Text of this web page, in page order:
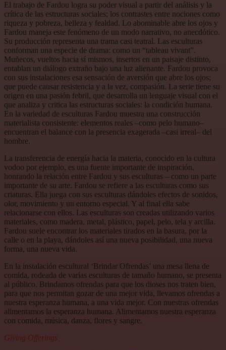
El trabajo de Fardou logra su poder visual a partir del análisis y la
crítica de las estructuras sociales; los contrastes entre nociones como
riqueza y pobreza, belleza y fealdad. Lo abominable abre los ojos y
Fardou maneja este fenómeno de un modo narrativo, no anecdótico.
Su producción representa una trama casi teatral. Las esculturas
conforman una especie de drama: como un “tableau vivant”.
Muñecos, vueltos hacia sí mismos, insertos en un paisaje distinto,
entablan un diálogo extraño bajo una luz alienante. Fardou provoca
con sus instalaciones esa sensación de aversión que abre los ojos;
que puede causar resistencia y a la vez, compasión. La serie tiene su
origen en una pasión febril, que desarrolla un lenguaje visual con el
que analiza y critica las estructuras sociales: la condición humana.
En la variedad de esculturas Fardou muestra una construcción
materialista consistente: elementos reales –como pelo humano–
encuentran el balance con la presencia exagerada –casi irreal– del
hombre.
La transferencia de energía hacia la materia, conocido en la cultura
vodoo por ejemplo, es una fuente importante de inspiración,
honrando la relación entre Fardou y sus esculturas – como un parte
importante de su arte. Fardou se refiere a las esculturas como sus
criaturas. Ella juega con sus esculturas dándoles efectos de sonidos,
olor, movimiento y un entorno especial. Y al final ella sabe
relacionarse con ellos. Las esculturas son creadas utilizando varios
materiales, como madera, metal, plástico, papel, pelo, tela y arcilla.
Fardou suele encontrar los materiales tirados en la basura, por la
calle o en la playa, dándoles así una nueva posibilidad, una nueva
forma, una nueva vida.
En la instalación escultural ‘Brindar Ofrendas’ una mesa llena de
comida, rodeada de varias esculturas de tamaño humano, se presenta
al público. Brindamos ofrendas para que los dioses nos traten bien,
para que nos permitan gozar de una mejor vida, llevamos ofrendas a
nuestra esperanza humana, a una vida mejor. Con nuestras ofrendas
alimentamos la esperanza humana. Alimentamos nuestra esperanza
con comida, música, danza, flores y sangre.
Giving Offerings